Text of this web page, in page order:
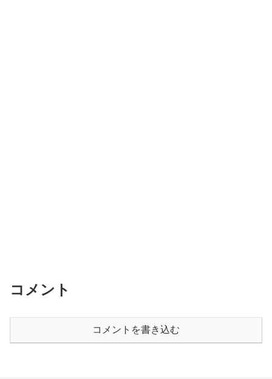
コメント
コメントを書き込む